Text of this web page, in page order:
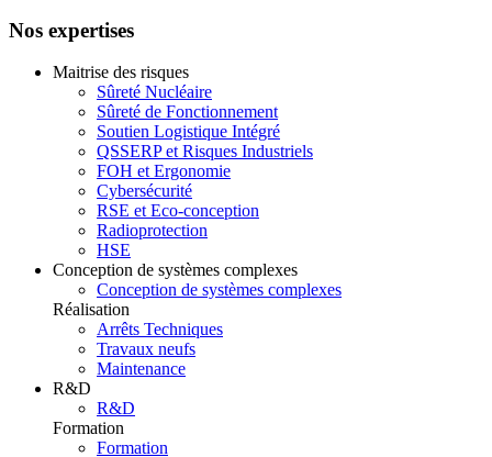
Nos expertises
Maitrise des risques
Sûreté Nucléaire
Sûreté de Fonctionnement
Soutien Logistique Intégré
QSSERP et Risques Industriels
FOH et Ergonomie
Cybersécurité
RSE et Eco-conception
Radioprotection
HSE
Conception de systèmes complexes
Conception de systèmes complexes
Réalisation
Arrêts Techniques
Travaux neufs
Maintenance
R&D
R&D
Formation
Formation